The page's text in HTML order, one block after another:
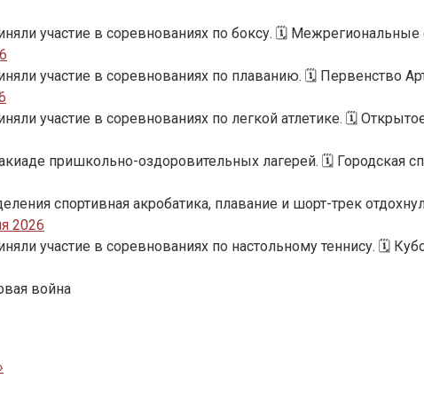
участие в соревнованиях по боксу. 🗓️ Межрегиональные
участие в соревнованиях по плаванию. 🗓️ Первенство
участие в соревнованиях по легкой атлетике. 🗓️
пришкольно-оздоровительных лагерей. 🗓️ Городская
спортивная акробатика, плавание и шорт-трек
2026
участие в соревнованиях по настольному теннису. 🗓️
война